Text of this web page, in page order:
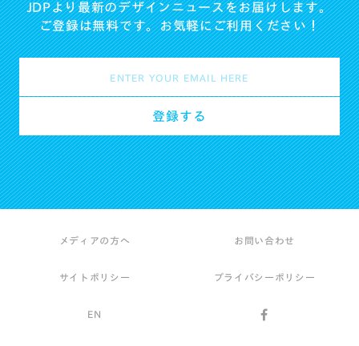
JDPより最新のデザインニュースをお届けします。
ご登録は無料です。お気軽にご利用ください！
メディアの方へ お問い合わせ
サイトポリシー プライバシーポリシー
EN